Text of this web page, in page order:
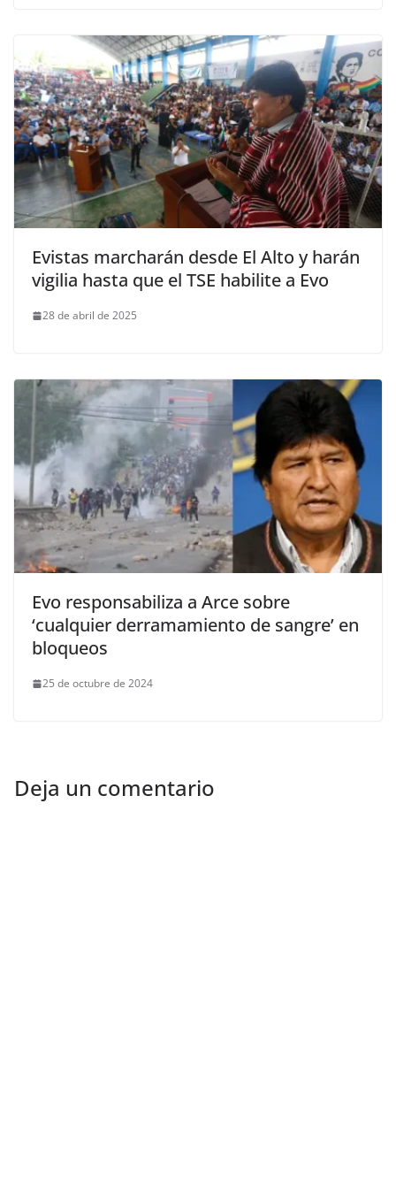
Evistas marcharán desde El Alto y harán
vigilia hasta que el TSE habilite a Evo
28 de abril de 2025
Evo responsabiliza a Arce sobre
‘cualquier derramamiento de sangre’ en
bloqueos
25 de octubre de 2024
Deja un comentario